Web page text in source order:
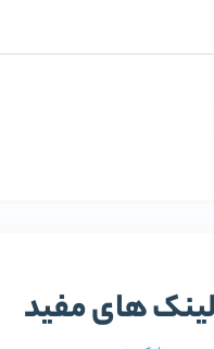
لینک های مفید